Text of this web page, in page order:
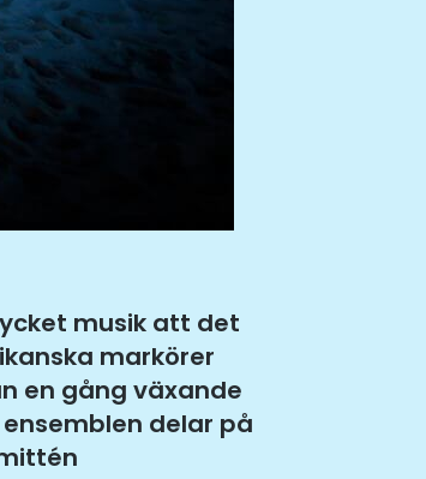
musik att det
markörer
en gång växande
delar på